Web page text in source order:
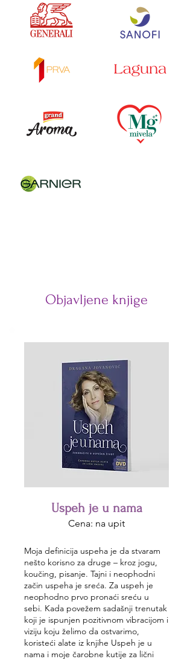
Objavljene knjige
Uspeh je u nama
Cena: na upit
Moja definicija uspeha je da stvaram
nešto korisno za druge – kroz jogu,
koučing, pisanje. Tajni i neophodni
začin uspeha je sreća. Za uspeh je
neophodno prvo pronaći sreću u
sebi. Kada povežem sadašnji trenutak
koji je ispunjen pozitivnom vibracijom i
viziju koju želimo da ostvarimo,
koristeći alate iz knjihe Uspeh je u
nama i moje čarobne kutije za lični